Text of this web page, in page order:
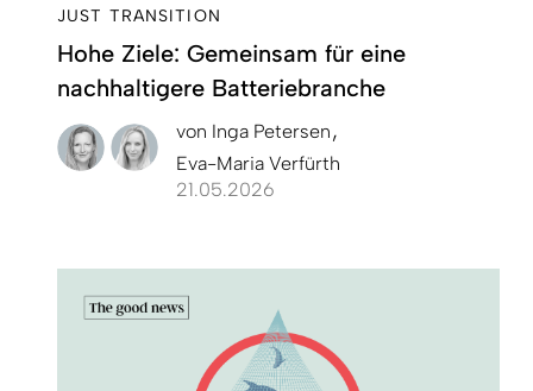
JUST TRANSITION
Hohe Ziele: Gemeinsam für eine
nachhaltigere Batteriebranche
von Inga Petersen
Eva-Maria Verfürth
21.05.2026